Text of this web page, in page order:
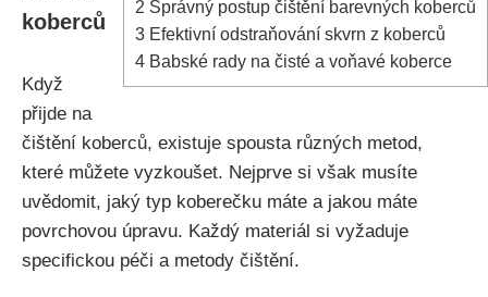
2 Správný postup čištění barevných koberců
3 Efektivní‌ odstraňování skvrn z koberců
4 Babské rady‌ na​ čisté a voňavé koberce
koberců
Když
přijde na
čištění ⁣koberců, existuje‍ spousta různých metod,
které⁤ můžete vyzkoušet. Nejprve si‍ však musíte
uvědomit,⁣ jaký typ koberečku máte a jakou⁤ máte
povrchovou úpravu. Každý materiál si vyžaduje
specifickou péči ​a metody čištění.